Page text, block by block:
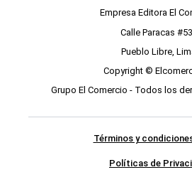
Empresa Editora El
Calle Paracas
Pueblo Libre,
Copyright ©
Grupo El Comercio - Todos los
Términos y
Políticas de